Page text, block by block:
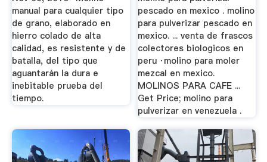
manual para cualquier tipo
de grano, elaborado en
hierro colado de alta
calidad, es resistente y de
batalla, del tipo que
aguantarán la dura e
inebitable prueba del
tiempo.
pescado en mexico . molino
para pulverizar pescado en
mexico. ... venta de frascos
colectores biologicos en
peru ·molino para moler
mezcal en mexico.
MOLINOS PARA CAFE ...
Get Price; molino para
pulverizar en venezuela .